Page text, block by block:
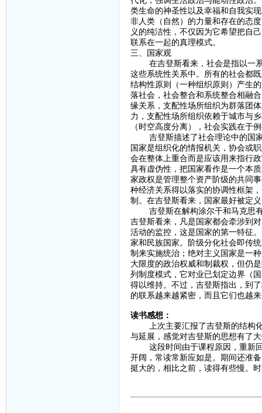
类生命的神圣性以及幸福和自我实
非人类（自然）的力量和存在的态
义的纯洁性，不仅因为它希望把自
联系在一起的真理模式。
三、国家观
在吉登斯看来，社会是指以一系
这些系统性关系中。所有的社会都
结构性原则（一种组织原则）产生
落社会，社会整合和系统整合相融
缘关系，支配性场所组织为群落团
力，支配性场所组织依赖于城市与
（时空高度分离），社会实践在于
吉登斯描述了社会理论中的国家
国家是组织化的情报机关，协会或
会在整体上重合而是应该用来指行
具有虚伪性，把国家看作是一个本
家政权是管理整个资产阶级的共同
种经济关系得以落实的协调性框架
制。在吉登斯看来，国家最好被定
吉登斯在解构涂尔干和马克思有
吉登斯看来，凡是国家都会牵涉到
活动的监控，这是国家的第一特征
家和民族国家。阶级分化社会即传
制来实施统治；绝对主义国家是一
大限度的政治权威和制裁权，但仍
列制度模式，它对业已划定边界（
得以维持。不过，吉登斯指出，到
的联系越来越紧密，而且它们也越
读书感想：
上次主要汇报了吉登斯的结构化
与延展，感觉对吉登斯的思想有了
这段时间由于课程原因，重新回
开阔，常读常新应如是。期间还准
挺大的，相比之前，读得有些慢。